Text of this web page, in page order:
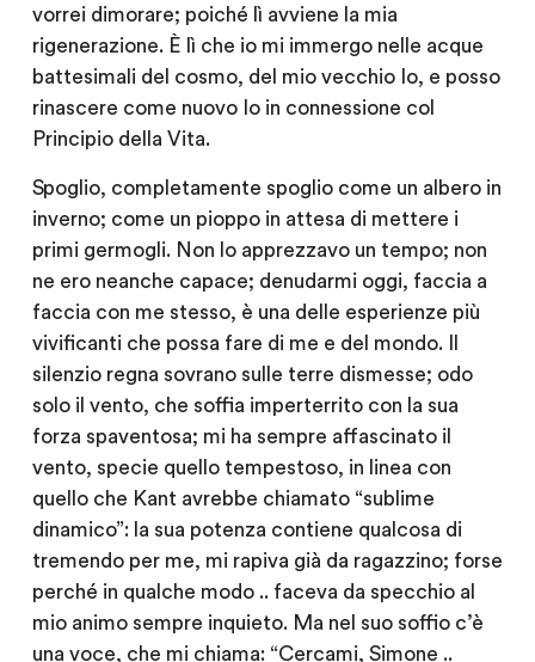
vorrei dimorare; poiché lì avviene la mia
rigenerazione. È lì che io mi immergo nelle acque
battesimali del cosmo, del mio vecchio Io, e posso
rinascere come nuovo Io in connessione col
Principio della Vita.
Spoglio, completamente spoglio come un albero in
inverno; come un pioppo in attesa di mettere i
primi germogli. Non lo apprezzavo un tempo; non
ne ero neanche capace; denudarmi oggi, faccia a
faccia con me stesso, è una delle esperienze più
vivificanti che possa fare di me e del mondo. Il
silenzio regna sovrano sulle terre dismesse; odo
solo il vento, che soffia imperterrito con la sua
forza spaventosa; mi ha sempre affascinato il
vento, specie quello tempestoso, in linea con
quello che Kant avrebbe chiamato “sublime
dinamico”: la sua potenza contiene qualcosa di
tremendo per me, mi rapiva già da ragazzino; forse
perché in qualche modo .. faceva da specchio al
mio animo sempre inquieto. Ma nel suo soffio c’è
una voce, che mi chiama: “Cercami, Simone ..